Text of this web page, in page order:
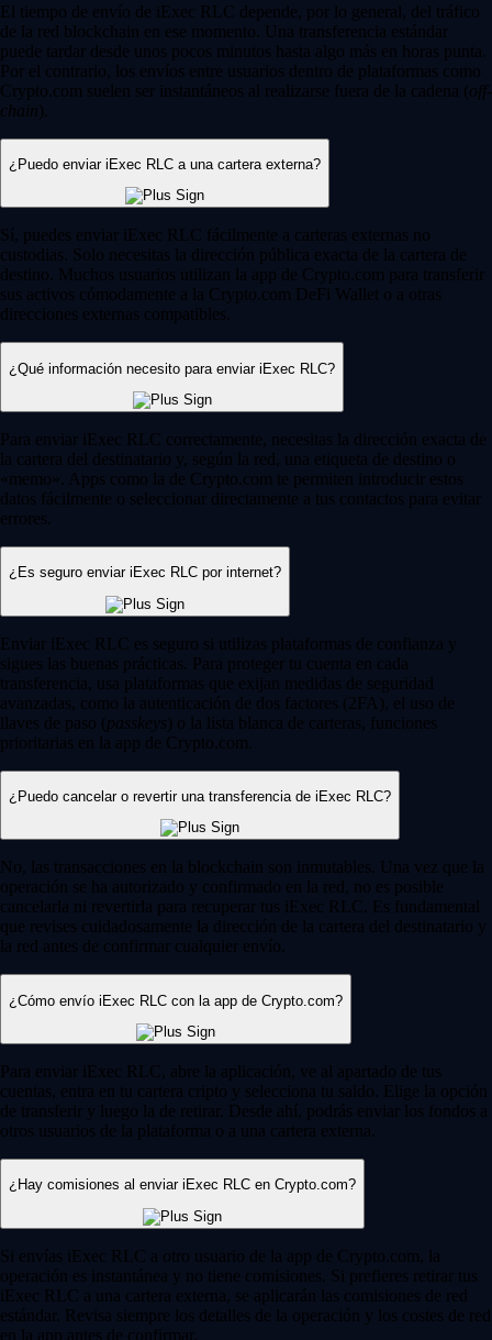
El tiempo de envío de iExec RLC depende, por lo general, del tráfico
de la red blockchain en ese momento. Una transferencia estándar
puede tardar desde unos pocos minutos hasta algo más en horas punta.
Por el contrario, los envíos entre usuarios dentro de plataformas como
Crypto.com suelen ser instantáneos al realizarse fuera de la cadena (off-
chain ).
¿Puedo enviar iExec RLC a una cartera externa?
Sí, puedes enviar iExec RLC fácilmente a carteras externas no
custodias. Solo necesitas la dirección pública exacta de la cartera de
destino. Muchos usuarios utilizan la app de Crypto.com para transferir
sus activos cómodamente a la Crypto.com DeFi Wallet o a otras
direcciones externas compatibles.
¿Qué información necesito para enviar iExec RLC?
Para enviar iExec RLC correctamente, necesitas la dirección exacta de
la cartera del destinatario y, según la red, una etiqueta de destino o
«memo». Apps como la de Crypto.com te permiten introducir estos
datos fácilmente o seleccionar directamente a tus contactos para evitar
errores.
¿Es seguro enviar iExec RLC por internet?
Enviar iExec RLC es seguro si utilizas plataformas de confianza y
sigues las buenas prácticas. Para proteger tu cuenta en cada
transferencia, usa plataformas que exijan medidas de seguridad
avanzadas, como la autenticación de dos factores (2FA), el uso de
llaves de paso (passkeys ) o la lista blanca de carteras, funciones
prioritarias en la app de Crypto.com.
¿Puedo cancelar o revertir una transferencia de iExec RLC?
No, las transacciones en la blockchain son inmutables. Una vez que la
operación se ha autorizado y confirmado en la red, no es posible
cancelarla ni revertirla para recuperar tus iExec RLC. Es fundamental
que revises cuidadosamente la dirección de la cartera del destinatario y
la red antes de confirmar cualquier envío.
¿Cómo envío iExec RLC con la app de Crypto.com?
Para enviar iExec RLC, abre la aplicación, ve al apartado de tus
cuentas, entra en tu cartera cripto y selecciona tu saldo. Elige la opción
de transferir y luego la de retirar. Desde ahí, podrás enviar los fondos a
otros usuarios de la plataforma o a una cartera externa.
¿Hay comisiones al enviar iExec RLC en Crypto.com?
Si envías iExec RLC a otro usuario de la app de Crypto.com, la
operación es instantánea y no tiene comisiones. Si prefieres retirar tus
iExec RLC a una cartera externa, se aplicarán las comisiones de red
estándar. Revisa siempre los detalles de la operación y los costes de red
en la app antes de confirmar.